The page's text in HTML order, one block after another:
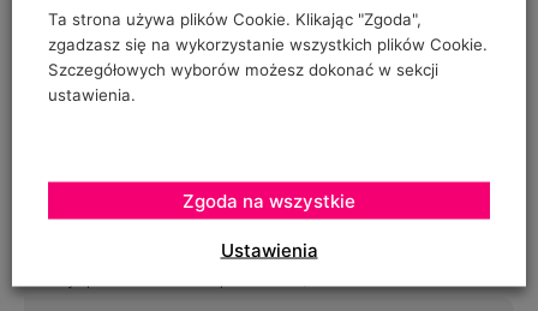
Krystyna
SZKODNIKI WIĄZU I ICH ZWALCZANIE
Ta strona używa plików Cookie. Klikając "Zgoda",
zgadzasz się na wykorzystanie wszystkich plików Cookie.
Szczegółowych wyborów możesz dokonać w sekcji
ustawienia.
Ustawienia
Zgoda na wszystkie